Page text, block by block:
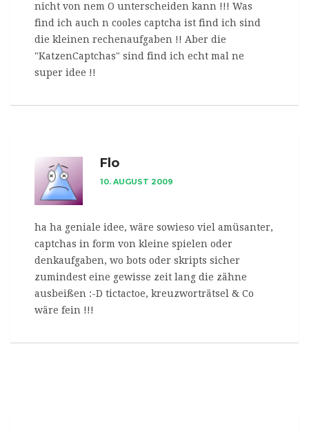
nicht von nem O unterscheiden kann !!! Was
find ich auch n cooles captcha ist find ich sind
die kleinen rechenaufgaben !! Aber die
"KatzenCaptchas" sind find ich echt mal ne
super idee !!
Flo
10. AUGUST 2009
ha ha geniale idee, wäre sowieso viel amüsanter,
captchas in form von kleine spielen oder
denkaufgaben, wo bots oder skripts sicher
zumindest eine gewisse zeit lang die zähne
ausbeißen :-D tictactoe, kreuzworträtsel & Co
wäre fein !!!